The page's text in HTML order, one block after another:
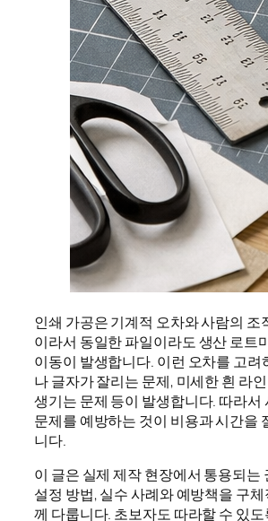
인쇄 가공은 기계적 오차와 사람의 조
이라서 동일한 파일이라도 생산 로트
이동이 발생합니다. 이런 오차를 고려
나 글자가 잘리는 문제, 미세한 흰 라
생기는 문제 등이 발생합니다. 따라서
문제를 예방하는 것이 비용과 시간을
니다.
이 글은 실제 제작 현장에서 통용되는
설정 방법, 실수 사례와 예방책을 구
께 다룹니다. 초보자도 따라할 수 있